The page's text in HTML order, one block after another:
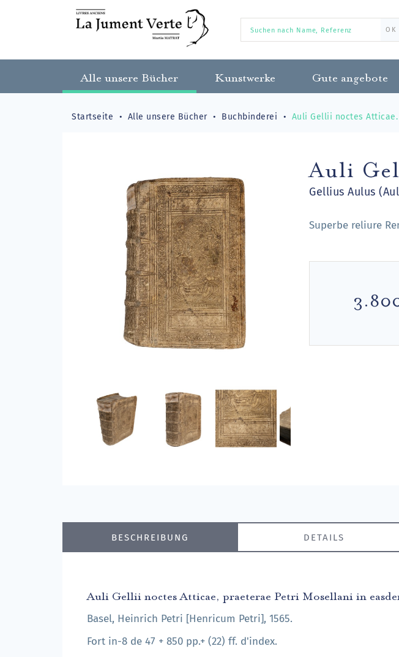
OK
Alle unsere Bücher Kunstwerke Gute angebote
Startseite Alle unsere Bücher Buchbinderei Auli Gellii noctes Atticae.
Auli
Gellius Aulus
Superbe reliure
BESCHREIBUNG DETAILS
Auli Gellii noctes Atticae, praeterae Petri Mosellani in
Basel, Heinrich Petri [Henricum Petri], 1565.
Fort in-8 de 47 + 850 pp.+ (22) ff. d'index.